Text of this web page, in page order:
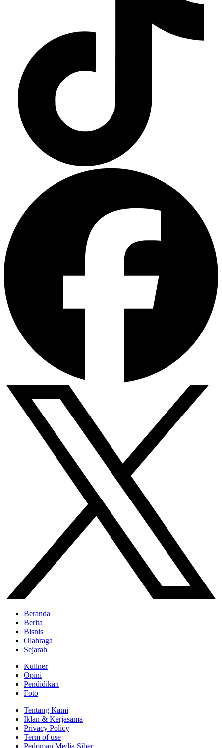
Beranda
Berita
Bisnis
Olahraga
Sejarah
Kuliner
Opini
Pendidikan
Foto
Tentang Kami
Iklan & Kerjasama
Privacy Policy
Term of use
Pedoman Media Siber